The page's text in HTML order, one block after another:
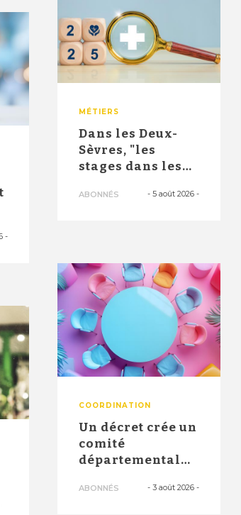
-
MÉTIERS
Dans les Deux-
Sèvres, "les
stages dans les
santé" ont
ABONNÉS - 5 août 2026-
COORDINATION
Un décret crée un
comité
départemental
les besoins et ...
ABONNÉS - 3 août 2026-